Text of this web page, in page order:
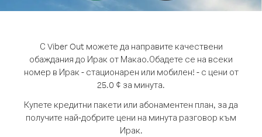
С Viber Out можете да направите качествени
обаждания до Ирак от Макао.Обадете се на всеки
номер в Ирак - стационарен или мобилен! - с цени от
25.0 ¢ за минута.
Купете кредитни пакети или абонаментен план, за да
получите най-добрите цени на минута разговор към
Ирак.